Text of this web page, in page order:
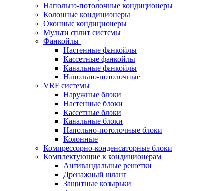
Напольно-потолочные кондиционеры
Колонные кондиционеры
Оконные кондиционеры
Мульти сплит системы
Фанкойлы
Настенные фанкойлы
Кассетные фанкойлы
Канальные фанкойлы
Напольно-потолочные
VRF системы
Наружные блоки
Настенные блоки
Кассетные блоки
Канальные блоки
Напольно-потолочные блоки
Колонные
Компрессорно-конденсаторные блоки
Комплектующие к кондиционерам
Антивандальные решетки
Дренажный шланг
Защитные козырьки